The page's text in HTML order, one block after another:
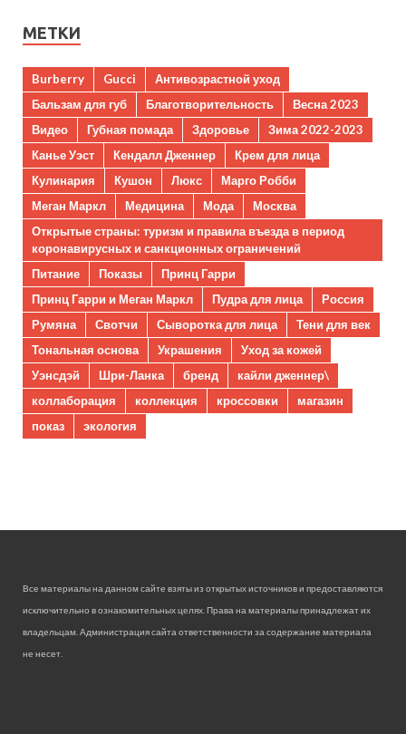
МЕТКИ
Burberry Gucci
Антивозрастной уход
Бальзам для губ
Благотворительность
Весна 2023
Видео
Губная помада Здоровье
Зима 2022-2023
Канье Уэст
Кендалл Дженнер
Крем для лица
Кулинария
Кушон Люкс
Марго Робби
Меган Маркл
Медицина Мода
Москва
Открытые страны: туризм и правила въезда в период
коронавирусных и санкционных ограничений
Питание
Показы
Принц Гарри
Принц Гарри и Меган Маркл
Пудра для лица
Россия
Румяна
Свотчи Сыворотка для лица
Тени для век
Тональная основа
Украшения
Уход за кожей
Уэнсдэй
Шри-Ланка бренд
кайли дженнер\
коллаборация
коллекция кроссовки
магазин
показ
экология
Все материалы на данном сайте взяты из открытых источников и предоставляются
исключительно в ознакомительных целях. Права на материалы принадлежат их
владельцам. Администрация сайта ответственности за содержание материала
не несет.